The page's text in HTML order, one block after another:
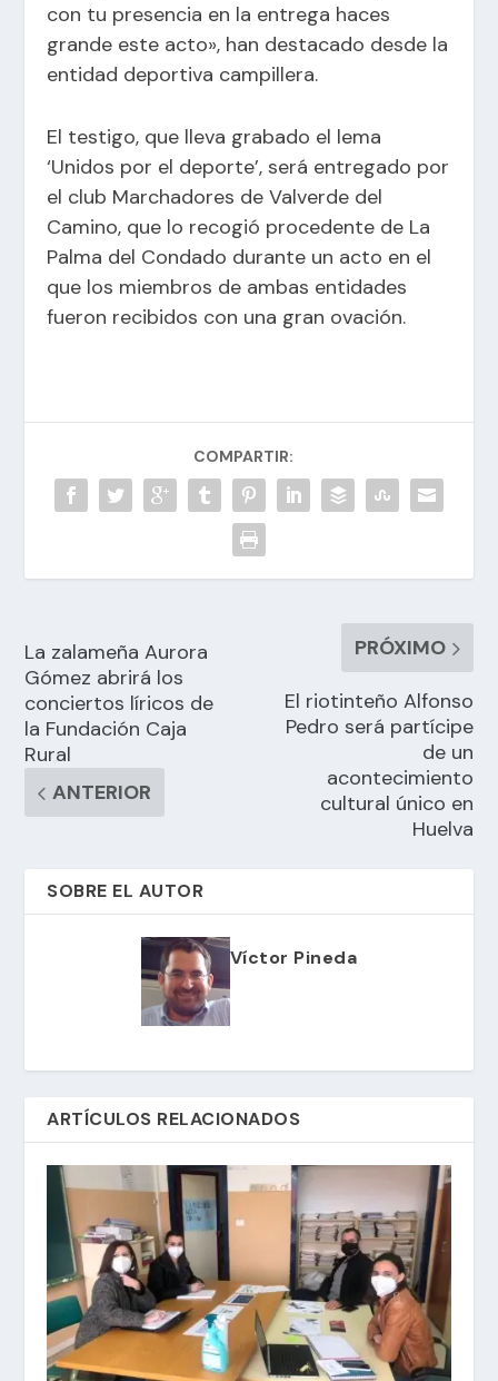
con tu presencia en la entrega haces
grande este acto», han destacado desde la
entidad deportiva campillera.
El testigo, que lleva grabado el lema
‘Unidos por el deporte’, será entregado por
el club Marchadores de Valverde del
Camino, que lo recogió procedente de La
Palma del Condado durante un acto en el
que los miembros de ambas entidades
fueron recibidos con una gran ovación.
COMPARTIR:
La zalameña Aurora
Gómez abrirá los
conciertos líricos de
la Fundación Caja
Rural
ANTERIOR
PRÓXIMO
El riotinteño Alfonso
Pedro será partícipe
de un
acontecimiento
cultural único en
Huelva
SOBRE EL AUTOR
Víctor Pineda
ARTÍCULOS RELACIONADOS